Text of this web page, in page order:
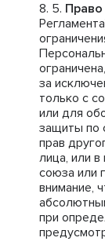
Право
за
только с
или для
защиты по
прав
лица, или
союза или
внимание,
при